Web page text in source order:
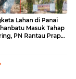
Lahan di Panai
Masuk Tahap
PN Rantau Prapat